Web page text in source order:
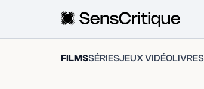
FILMSSÉRIESJEUX VIDÉOLIVRES